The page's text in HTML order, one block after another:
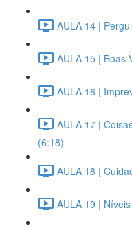
AULA 14 |
AULA 15 | Boas
AULA 16 |
AULA 17 |
(6:18)
AULA 18 |
AULA 19 |